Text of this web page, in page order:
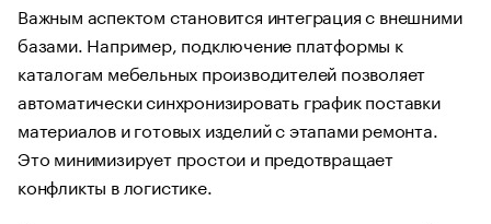
Важным аспектом становится интеграция с внешними
базами. Например, подключение платформы к
каталогам мебельных производителей позволяет
автоматически синхронизировать график поставки
материалов и готовых изделий с этапами ремонта.
Это минимизирует простои и предотвращает
конфликты в логистике.